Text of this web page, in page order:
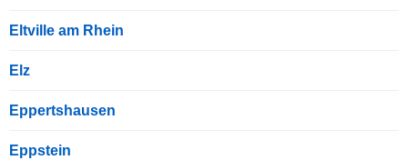
Eltville am Rhein
Elz
Eppertshausen
Eppstein